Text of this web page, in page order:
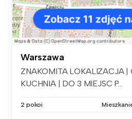
Warszawa
ZNAKOMITA LOKALIZACJA |
KUCHNIA | DO 3 MIEJSC P...
2 pokoi